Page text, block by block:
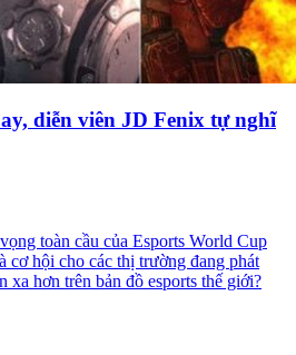
diễn viên JD Fenix tự nghĩ
toàn cầu của Esports World Cup
cơ hội cho các thị trường đang phát
xa hơn trên bản đồ esports thế giới?